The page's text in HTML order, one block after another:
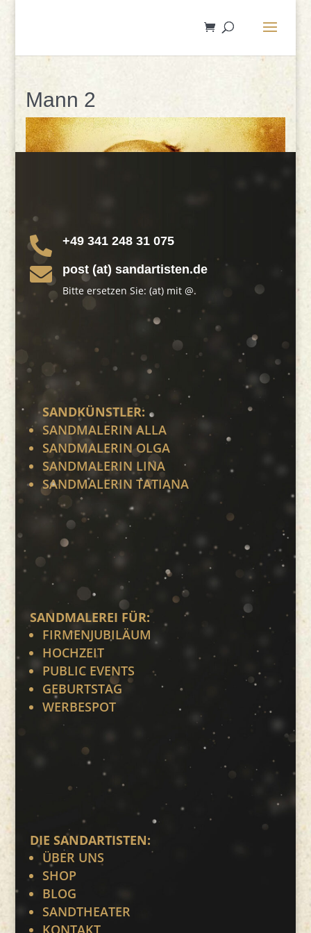
Mann 2
 +49 341 248 31 075
 post (at) sandartisten.de
Bitte ersetzen Sie: (at) mit @.
SANDKÜNSTLER:
SANDMALERIN ALLA
SANDMALERIN OLGA
SANDMALERIN LINA
SANDMALERIN TATIANA
SANDMALEREI FÜR:
FIRMENJUBILÄUM
HOCHZEIT
PUBLIC EVENTS
GEBURTSTAG
WERBESPOT
DIE SANDARTISTEN:
ÜBER UNS
SHOP
BLOG
SANDTHEATER
KONTAKT